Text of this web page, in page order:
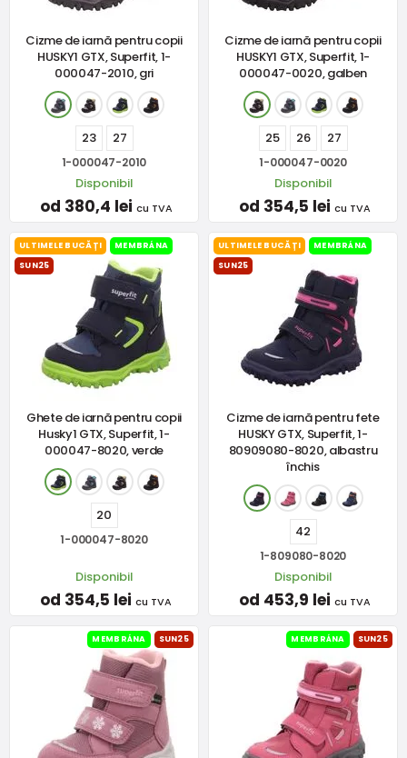
Cizme de iarnă pentru copii
HUSKY1 GTX, Superfit, 1-
000047-2010, gri
23 27
1-000047-2010
Disponibil
od 380,4 lei cu TVA
Cizme de iarnă pentru copii
HUSKY1 GTX, Superfit, 1-
000047-0020, galben
25 26 27
1-000047-0020
Disponibil
od 354,5 lei cu TVA
ULTIMELE BUCĂȚI
MEMBRÁNA
SUN25
Ghete de iarnă pentru copii
Husky1 GTX, Superfit, 1-
000047-8020, verde
20
1-000047-8020
Disponibil
od 354,5 lei cu TVA
ULTIMELE BUCĂȚI
MEMBRÁNA
SUN25
Cizme de iarnă pentru fete
HUSKY GTX, Superfit, 1-
80909080-8020, albastru
închis
42
1-809080-8020
Disponibil
od 453,9 lei cu TVA
MEMBRÁNA SUN25 MEMBRÁNA SUN25